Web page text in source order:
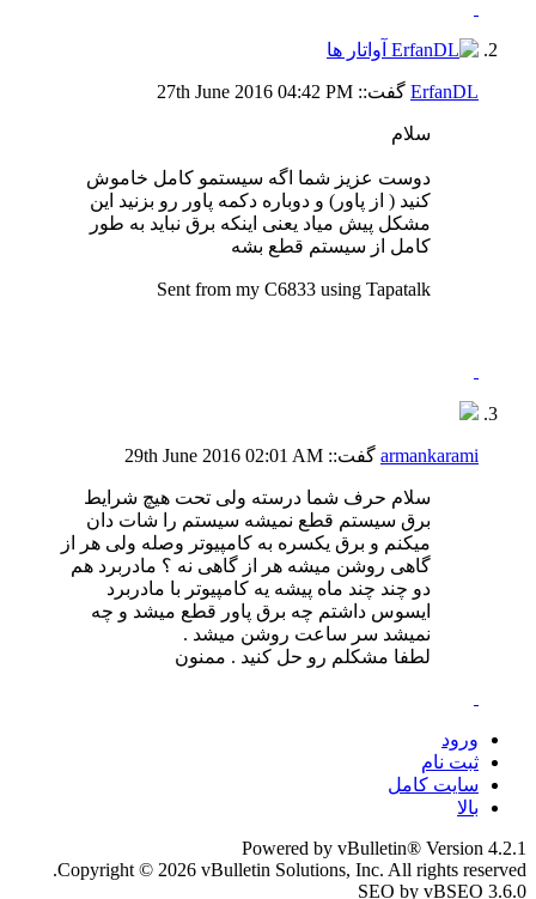
ErfanDL گفت:: 27th June 2016 04:42 PM
سلام
دوست عزیز شما اگه سیستمو کامل خاموش
کنید ( از پاور) و دوباره دکمه پاور رو بزنید این
مشکل پیش میاد یعنی اینکه برق نباید به طور
کامل از سیستم قطع بشه
Sent from my C6833 using Tapatalk
armankarami گفت:: 29th June 2016 02:01 AM
سلام حرف شما درسته ولی تحت هیچ شرایط
برق سیستم قطع نمیشه سیستم را شات دان
میکنم و برق یکسره به کامپیوتر وصله ولی هر از
گاهی روشن میشه هر از گاهی نه ؟ مادربرد هم
دو چند چند ماه پیشه یه کامپیوتر با مادربرد
ایسوس داشتم چه برق پاور قطع میشد و چه
نمیشد سر ساعت روشن میشد .
لطفا مشکلم رو حل کنید . ممنون
ورود
ثبت نام
سایت کامل
بالا
Powered by vBulletin® Version 4.2.1
Copyright © 2026 vBulletin Solutions, Inc. All rights reserved.
SEO by vBSEO 3.6.0